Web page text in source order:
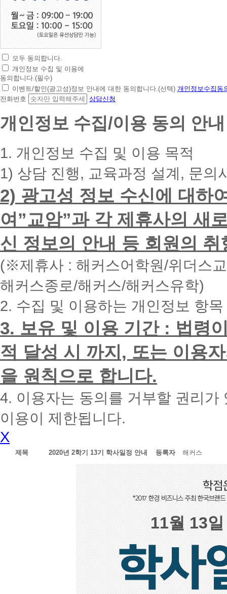
초
간
편
상
담
청
대
폰
입
력
시
면
빠
른
간
내
에
화
드
리
겠
습
니
다.
모두 동의합니다.
개인정보 수집 및 이용에
동의합니다.(필수)
이벤트/할인(광고성)정보 안내에 대한 동의합니다.(선택) 개인정보수집동
전화번호
상담신청
개인정보 수집/이용 동의 안내
1. 개인정보 수집 및 이용 목적
1) 상담 진행, 교육과정 설계, 문의
2) 광고성 정보 수신에 대하
여”교암”과 각 제휴사의 새
신 정보의 안내 등 회원의
(※제휴사 : 해커스어학원/위더스
해커스종로/해커스/해커스유학)
2. 수집 및 이용하는 개인정보 항
3. 보유 및 이용 기간 : 법령
적 달성 시 까지, 또는 이용
을 원칙으로 합니다.
4. 이용자는 동의를 거부할 권리
이용이 제한됩니다.
X
제목 2020년 2학기 13기 학사일정 안내 등록자 해커스